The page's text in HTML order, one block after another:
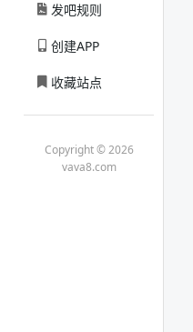
发吧规则
创建APP
收藏站点
Copyright © 2026
vava8.com